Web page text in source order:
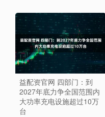
益配资官网 四部门：到
2027年底力争全国范围内
大功率充电设施超过10万
台